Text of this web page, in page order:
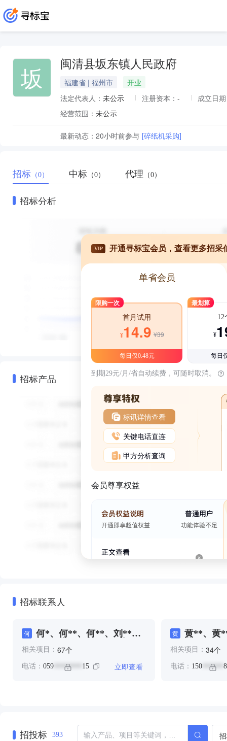
坂 闽清县坂东镇人民政府
福建省 | 福州市
开业
法定代表人： 未公示 注册资本： -
成立日
经营范围： 未公示
最新动态： 20小时前参与 [碎纸机采购]
招标 （0） 中标 （0） 代理 （0）
招标分析
招标产品
VIP 开通寻标宝会员，查看更多招采
单省会员
限购一次
首月试用
¥14.9 ¥39
每日仅0.48元
最划算
12
¥
每日
到期29元/月/省自动续费，可随时取消。
标讯详情查看
关键电话直连
甲方分析查询
会员尊享权益
招标联系人
何
何*、何**、何**、刘**、
黄**
相关项目： 67个
电话： 059 ******** 15 立即查看
⻩
⻩**、黄
相关项目： 34个
电话： 150******
招投标 393